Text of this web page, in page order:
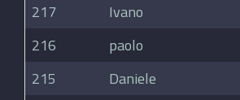
217
Ivano
216
paolo
215
Daniele